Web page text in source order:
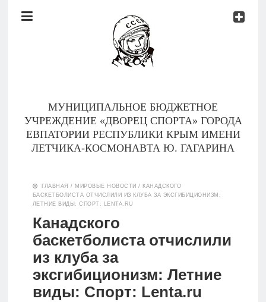
Документы
МУНИЦИПАЛЬНОЕ БЮДЖЕТНОЕ
УЧРЕЖДЕНИЕ «ДВОРЕЦ СПОРТА» ГОРОДА
ЕВПАТОРИИ РЕСПУБЛИКИ КРЫМ ИМЕНИ
ЛЕТЧИКА-КОСМОНАВТА Ю. ГАГАРИНА
Тренеры
Документы
Контакты
Новости
ГЛАВНАЯ / МИРОВЫЕ НОВОСТИ / КАНАДСКОГО
БАСКЕТБОЛИСТА ОТЧИСЛИЛИ ИЗ КЛУБА ЗА ЭКСГИБИЦИОНИЗМ:
ЛЕТНИЕ ВИДЫ: СПОРТ: LENTA.RU
Канадского
баскетболиста отчислили
из клуба за
эксгибиционизм: Летние
виды: Спорт: Lenta.ru